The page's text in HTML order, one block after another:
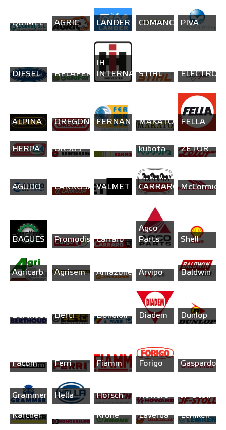
QUIMEL AGRIC LANDER COMANCHEPIVA
DIESEL
BELAFER
IH
INTERNATIONAL
STIHL
ALPINA OREGON FERNANDEZMAKATO FELLA
HERPA URSUS CLASS kubota ZETOR
AGUDO LARROSA VALMET CARRARO McCormick
BAGUES
Promodis
Carraro
Agco
Parts
Shell
Agricarb Agrisem Amazone Arvipo Baldwin
Berthoud Berti Bondioli Diadem Dunlop
Facom Ferri Fiamm Forigo Gaspardo
Grammer Hella Horsch Howard
Karcher KONGSKILDEKrone Laverda Lemken